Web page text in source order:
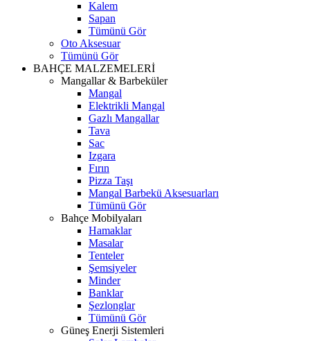
Kalem
Sapan
Tümünü Gör
Oto Aksesuar
Tümünü Gör
BAHÇE MALZEMELERİ
Mangallar & Barbeküler
Mangal
Elektrikli Mangal
Gazlı Mangallar
Tava
Sac
Izgara
Fırın
Pizza Taşı
Mangal Barbekü Aksesuarları
Tümünü Gör
Bahçe Mobilyaları
Hamaklar
Masalar
Tenteler
Şemsiyeler
Minder
Banklar
Şezlonglar
Tümünü Gör
Güneş Enerji Sistemleri